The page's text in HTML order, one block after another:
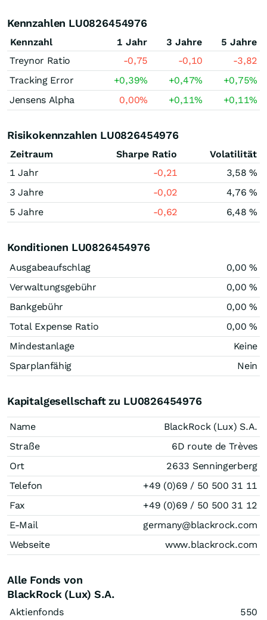
Kennzahlen LU0826454976
Kennzahl 1 Jahr 3 Jahre
5 Jahre
Treynor Ratio
-0,75 -0,10
-3,82
Tracking Error
+0,39% +0,47% +0,75%
Jensens Alpha
0,00% +0,11% +0,11%
Risikokennzahlen LU0826454976
Zeitraum Sharpe Ratio
Volatilität
1 Jahr
-0,21
3,58 %
3 Jahre
-0,02
4,76 %
5 Jahre
-0,62 6,48 %
Konditionen LU0826454976
Ausgabeaufschlag
0,00 %
Verwaltungsgebühr
0,00 %
Bankgebühr
0,00 %
Total Expense Ratio
0,00 %
Mindestanlage
Keine
Sparplanfähig
Nein
Kapitalgesellschaft zu LU0826454976
Name
BlackRock (Lux) S.A.
Straße
6D route de Trèves
Ort
2633 Senningerberg
Telefon
+49 (0)69 / 50 500 31 11
Fax
+49 (0)69 / 50 500 31 12
E-Mail
germany@blackrock.com
Webseite
www.blackrock.com
Alle Fonds von
BlackRock (Lux) S.A.
Aktienfonds
550